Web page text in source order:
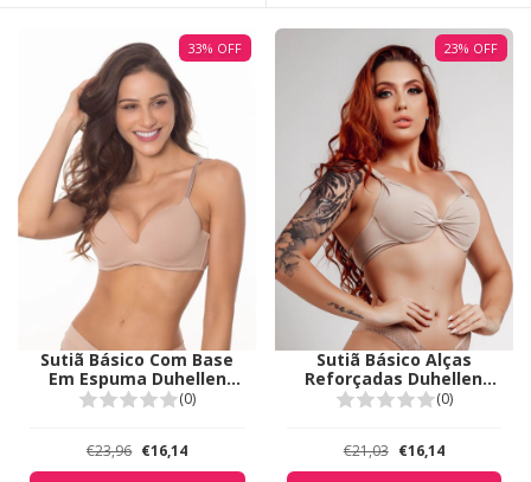
33% OFF
Sutiã Básico Com Base
Em Espuma Duhellen
Bege 5909(0)
€23,96 €16,14
23% OFF
Sutiã Básico Alças
Reforçadas Duhellen
Bege 5239(0)
€21,03 €16,14